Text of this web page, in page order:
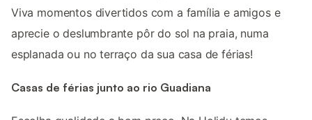
Viva momentos divertidos com a família e amigos e
aprecie o deslumbrante pôr do sol na praia, numa
esplanada ou no terraço da sua casa de férias!
Casas de férias junto ao rio Guadiana